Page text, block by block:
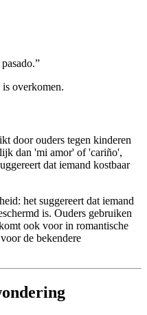
”
overkomen.
door ouders tegen kinderen
dan 'mi amor' of 'cariño',
dat iemand kostbaar
het suggereert dat iemand
is. Ouders gebruiken
ook voor in romantische
de bekendere